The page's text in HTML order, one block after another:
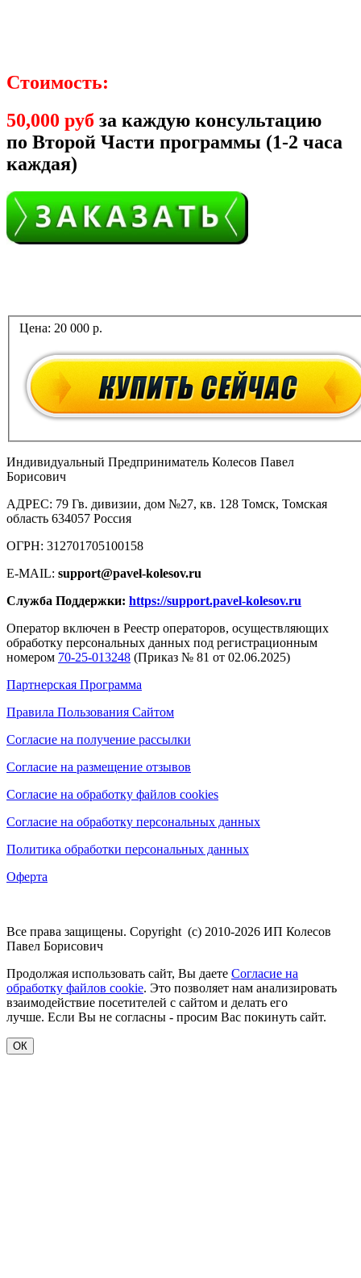
Стоимость:
50,000 руб за каждую консультацию
по Второй Части программы (1-2 часа
каждая)
Цена: 20 000 р.
Индивидуальный Предприниматель Колесов Павел
Борисович
AДРЕС: 79 Гв. дивизии, дом №27, кв. 128 Томск, Томская
область 634057 Россия
ОГРН: 312701705100158
E-MAIL: support@pavel-kolesov.ru
Служба Поддержки: https://support.pavel-kolesov.ru
Оператор включен в Реестр операторов, осуществляющих
обработку персональных данных под регистрационным
номером 70-25-013248 (Приказ № 81 от 02.06.2025)
Партнерская Программа
Правила Пользования Сайтом
Согласие на получение рассылки
Согласие на размещение отзывов
Согласие на обработку файлов cookies
Согласие на обработку персональных данных
Политика обработки персональных данных
Оферта
Все права защищены. Copyright (с) 2010-2026 ИП Колесов
Павел Борисович
Продолжая использовать сайт, Вы даете Согласие на
обработку файлов cookie. Это позволяет нам анализировать
взаимодействие посетителей с сайтом и делать его
лучше. Если Вы не согласны - просим Вас покинуть сайт.
ОК